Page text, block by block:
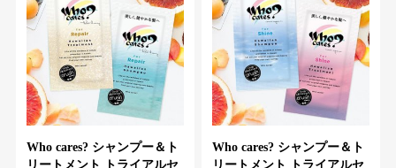
Who cares? シャンプー＆ト
リートメント トライアルセ
Who cares? シャンプー＆ト
リートメント トライアルセ